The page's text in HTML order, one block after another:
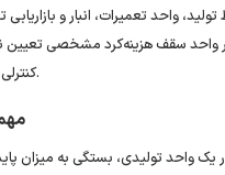
واحد تعمیرات، انبار و
واحد سقف هزینه‌کرد مشخصی تعیین
کنترلی برای جلوگیری از انحرافات مالی در طول سال عمل می‌کند.
تولیدی، بستگی به میزان